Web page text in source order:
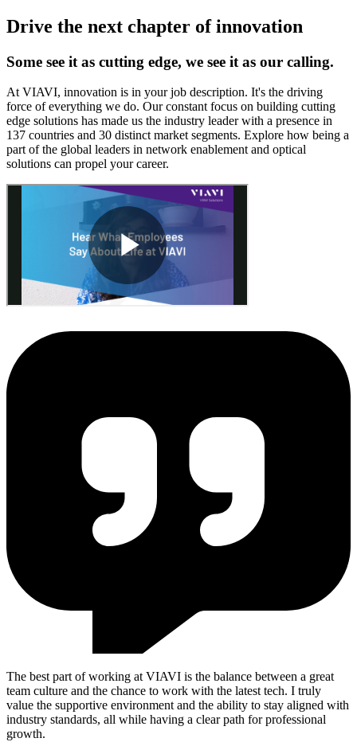
Drive the next chapter of innovation
Some see it as cutting edge, we see it as our calling.
At VIAVI, innovation is in your job description. It's the driving
force of everything we do. Our constant focus on building cutting
edge solutions has made us the industry leader with a presence in
137 countries and 30 distinct market segments. Explore how being a
part of the global leaders in network enablement and optical
solutions can propel your career.
The best part of working at VIAVI is the balance between a great
team culture and the chance to work with the latest tech. I truly
value the supportive environment and the ability to stay aligned with
industry standards, all while having a clear path for professional
growth.